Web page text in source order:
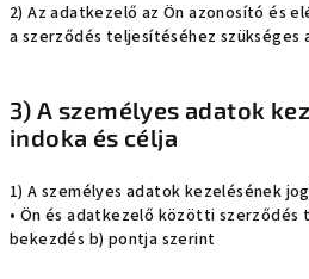
2) Az adatkezelő az Ön azonosító és
a szerződés teljesítéséhez szükséges
3) A személyes adatok
indoka és célja
1) A személyes adatok kezelésének
• Ön és adatkezelő közötti szerződés
bekezdés b) pontja szerint